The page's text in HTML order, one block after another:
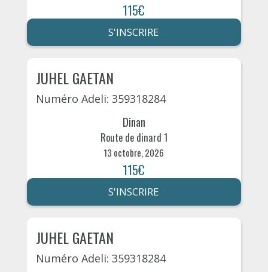
115€
S'INSCRIRE
JUHEL GAETAN
Numéro Adeli: 359318284
Dinan
Route de dinard 1
13 octobre, 2026
115€
S'INSCRIRE
JUHEL GAETAN
Numéro Adeli: 359318284